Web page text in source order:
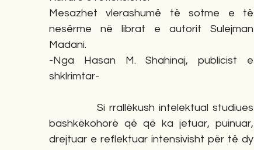
Mesazhet vlerashumë të sotme e të
nesërme në librat e autorit Sulejman
Madani.
-Nga Hasan M. Shahinaj, publicist e
shklrimtar-
            Si rrallëkush intelektual studiues
bashkëkohorë që që ka jetuar, puinuar,
drejtuar e reflektuar intensivisht për të dy